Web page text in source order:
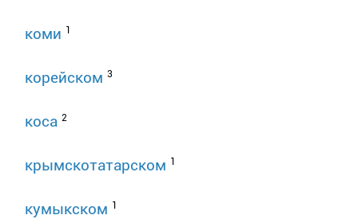
коми 1
корейском 3
коса 2
крымскотатарском 1
кумыкском 1